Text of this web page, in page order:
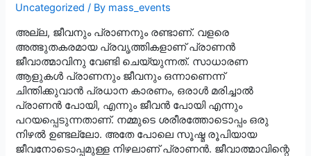
Yes,
there
is.
Uncategorized / By mass_events
അല്ല, ജീവനും പ്രാണനും രണ്ടാണ്. വളരെ
അത്ഭുതകരമായ പ്രവൃത്തികളാണ് പ്രാണൻ
ജീവാത്മാവിനു വേണ്ടി ചെയ്യുന്നത്. സാധാരണ
ആളുകൾ പ്രാണനും ജീവനും ഒന്നാണെന്ന്
ചിന്തിക്കുവാൻ പ്രധാന കാരണം, ഒരാൾ മരിച്ചാൽ
പ്രാണൻ പോയി, എന്നും ജീവൻ പോയി എന്നും
പറയപ്പെടുന്നതാണ്. നമ്മുടെ ശരീരത്തോടൊപ്പം ഒരു
നിഴൽ ഉണ്ടല്ലോ. അതേ പോലെ സൂഷ്മ രൂപിയായ
ജീവനോടൊപ്പമുള്ള നിഴലാണ് പ്രാണൻ. ജീവാത്മാവിന്റെ